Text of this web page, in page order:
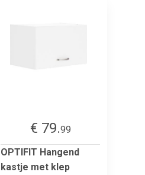
€ 79.99
OPTIFIT Hangend
kastje met klep